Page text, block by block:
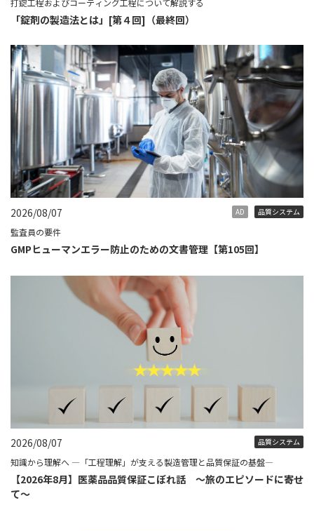
「錠剤の製造法とは」[第４回]（最終回）
2026/08/07 AD 品質システム
監査員の要件
GMPヒューマンエラー防止のための文書管理【第105回】
2026/08/07 品質システム
知識から理解へ ―「工程理解」が支える製造管理と品質保証の基盤―
【2026年8月】医薬品品質保証こぼれ話 ～旅のエピソードに寄せ
て～